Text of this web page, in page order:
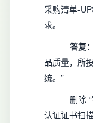
采购清单-
求。
答复：
品质量，所
统。”
删除
认证证书扫